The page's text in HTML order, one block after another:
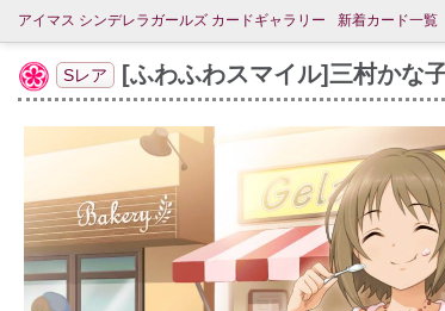
アイマス シンデレラガールズ カードギャラリー 新着カード一覧
Sレア [ふわふわスマイル]三村かな